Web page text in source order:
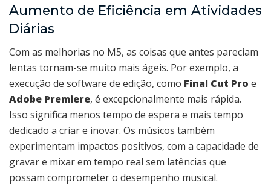
Aumento de Eficiência em Atividades
Diárias
Com as melhorias no M5, as coisas que antes pareciam
lentas tornam-se muito mais ágeis. Por exemplo, a
execução de software de edição, como Final Cut Pro e
Adobe Premiere, é excepcionalmente mais rápida.
Isso significa menos tempo de espera e mais tempo
dedicado a criar e inovar. Os músicos também
experimentam impactos positivos, com a capacidade de
gravar e mixar em tempo real sem latências que
possam comprometer o desempenho musical.